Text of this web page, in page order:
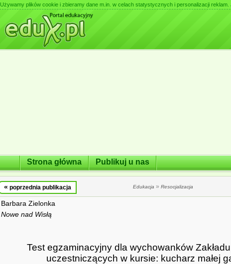
Używamy plików cookie i zbieramy dane m.in. w celach statystycznych i personalizacji
Strona główna Publikuj u nas
« poprzednia publikacja Edukacja » Resocjalizacja
Barbara Zielonka
Nowe nad Wisłą
Test egzaminacyjny dla wychowanków
uczestniczących w kursie: kucharz małej